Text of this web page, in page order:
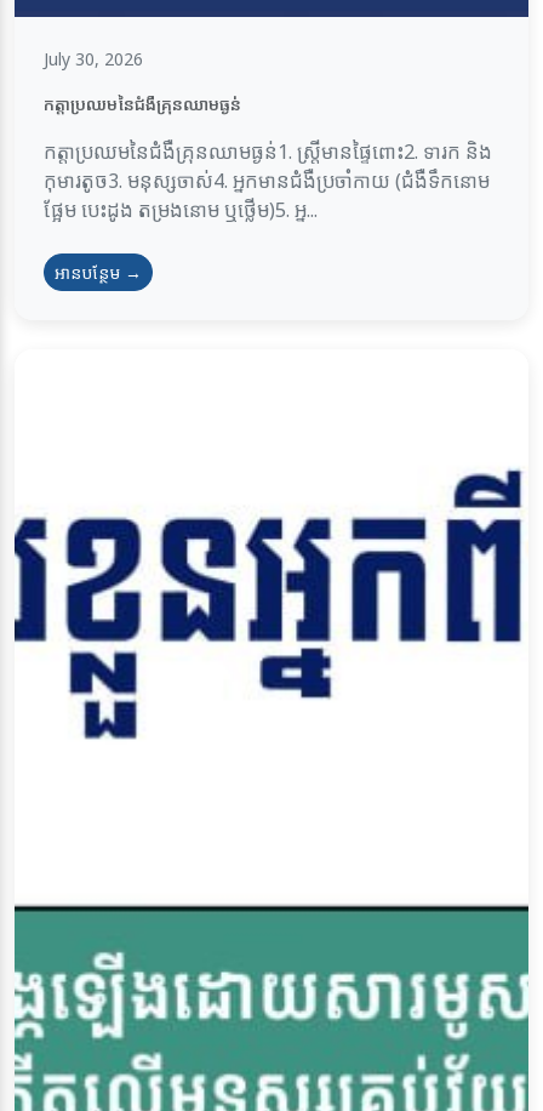
July 30, 2026
កត្តាប្រឈមនៃជំងឺគ្រុនឈាមធ្ងន់
កត្តាប្រឈមនៃជំងឺគ្រុនឈាមធ្ងន់1. ស្ត្រីមានផ្ទៃពោះ2. ទារក និង
កុមារតូច3. មនុស្សចាស់4. អ្នកមានជំងឺប្រចាំកាយ (ជំងឺទឹកនោម
ផ្អែម បេះដូង តម្រងនោម ឬថ្លើម)5. អ្ន...
អានបន្ថែម →